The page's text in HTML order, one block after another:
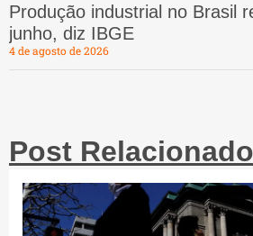
Produção industrial no Brasil
junho, diz IBGE
4 de agosto de 2026
Post Relacionado